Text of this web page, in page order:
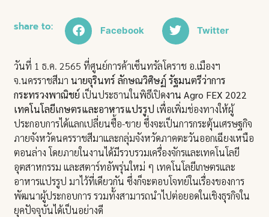
share to: Facebook Twitter
วันที่ 1 ธ.ค. 2565 ที่ศูนย์การค้าเซ็นทรัลโคราช อ.เมืองฯ
จ.นครราชสีมานายจุรินทร์ ลักษณวิศิษฏ์ รัฐมนตรีว่าการ
กระทรวงพาณิชย์ เป็นประธานในพิธีเปิดงาน Agro FEX 2022
เทคโนโลยีเกษตรและอาหารแปรรูป เพื่อเพิ่มช่องทางให้ผู้
ประกอบการได้แลกเปลี่ยนซื้อ-ขาย ซึ่งจะเป็นการกระตุ้นเศรษฐกิจ
ภายจังหวัดนครราชสีมาและกลุ่มจังหวัดภาคตะวันออกเฉียงเหนือ
ตอนล่าง โดยภายในงานได้มีรวบรวมเครื่องจักรและเทคโนโลยี
อุตสาหกรรม และสตาร์ทอัพรุ่นใหม่ ๆ เทคโนโลยีเกษตรและ
อาหารแปรรูป มาไว้ที่เดียวกัน ซึ่งก็จะตอบโจทย์ในเรื่องของการ
พัฒนาผู้ประกอบการ รวมทั้งสามารถนำไปต่อยอดในเชิงธุรกิจใน
ยุคปัจจุบันได้เป็นอย่างดี